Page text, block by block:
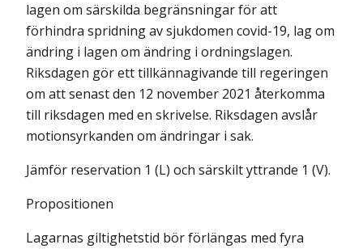
lagen om särskilda begränsningar för att
förhindra spridning av sjukdomen covid-19, lag om
ändring i lagen om ändring i ordningslagen.
Riksdagen gör ett tillkännagivande till regeringen
om att senast den 12 november 2021 återkomma
till riksdagen med en skrivelse. Riksdagen avslår
motionsyrkanden om ändringar i sak.
Jämför reservation 1 (L) och särskilt yttrande 1 (V).
Propositionen
Lagarnas giltighetstid bör förlängas med fyra